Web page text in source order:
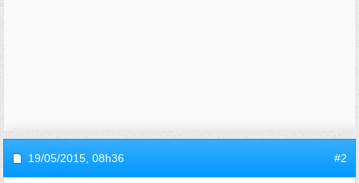
19/05/2015, 08h36 #2